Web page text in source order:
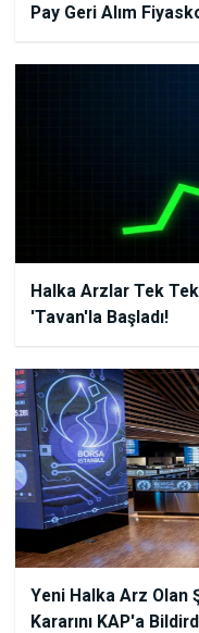
Pay Geri Alım
Halka Arzlar Tek
'Tavan'la Başladı!
Yeni Halka Arz Olan
Kararını KAP'a